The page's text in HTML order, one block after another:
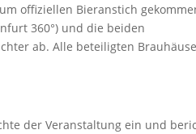
offiziellen Bieranstich
360°) und die beiden
ab. Alle beteiligten
der Veranstaltung ein und